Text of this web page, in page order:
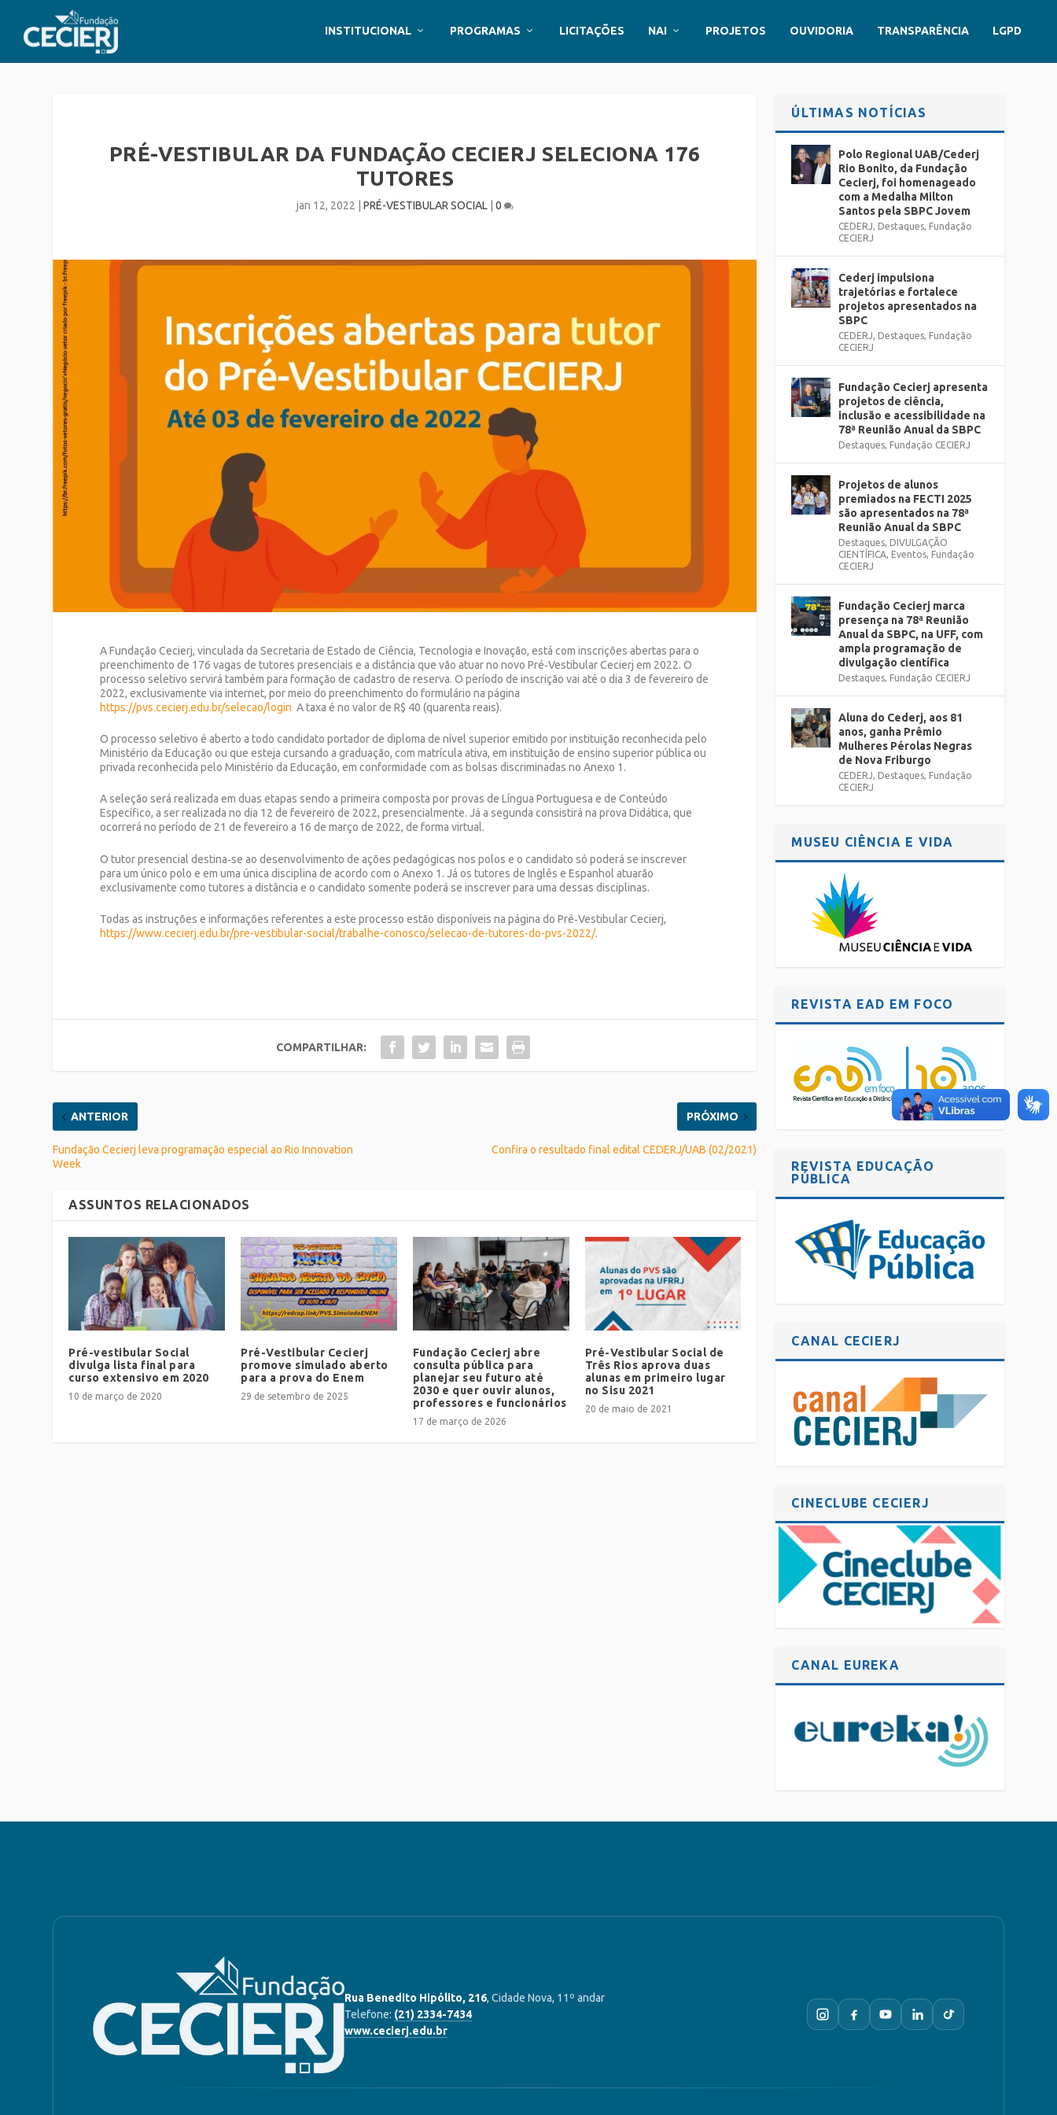
INSTITUCIONAL PROGRAMAS LICITAÇÕES NAI PROJETOS OUVIDORIA TRANSPARÊNCIA LGPD
PRÉ-VESTIBULAR DA FUNDAÇÃO CECIERJ SELECIONA 176
TUTORES
jan 12, 2022 PRÉ-VESTIBULAR SOCIAL| 0
A Fundação Cecierj, vinculada da Secretaria de Estado de Ciência, Tecnologia e Inovação, está com inscrições abertas para o
preenchimento de 176 vagas de tutores presenciais e a distância que vão atuar no novo Pré‐Vestibular Cecierj em 2022. O
processo seletivo servirá também para formação de cadastro de reserva. O período de inscrição vai até o dia 3 de fevereiro de
2022, exclusivamente via internet, por meio do preenchimento do formulário na página
https://pvs.cecierj.edu.br/selecao/login A taxa é no valor de R$ 40 (quarenta reais).
O processo seletivo é aberto a todo candidato portador de diploma de nível superior emitido por instituição reconhecida pelo
Ministério da Educação ou que esteja cursando a graduação, com matrícula ativa, em instituição de ensino superior pública ou
privada reconhecida pelo Ministério da Educação, em conformidade com as bolsas discriminadas no Anexo 1.
A seleção será realizada em duas etapas sendo a primeira composta por provas de Língua Portuguesa e de Conteúdo
Específico, a ser realizada no dia 12 de fevereiro de 2022, presencialmente. Já a segunda consistirá na prova Didática, que
ocorrerá no período de 21 de fevereiro a 16 de março de 2022, de forma virtual.
O tutor presencial destina‐se ao desenvolvimento de ações pedagógicas nos polos e o candidato só poderá se inscrever
para um único polo e em uma única disciplina de acordo com o Anexo 1. Já os tutores de Inglês e Espanhol atuarão
exclusivamente como tutores a distância e o candidato somente poderá se inscrever para uma dessas disciplinas.
Todas as instruções e informações referentes a este processo estão disponíveis na página do Pré‐Vestibular Cecierj,
https://www.cecierj.edu.br/pre-vestibular-social/trabalhe-conosco/selecao-de-tutores-do-pvs-2022/.
COMPARTILHAR:
ANTERIOR
Fundação Cecierj leva programação especial ao Rio Innovation
Week
PRÓXIMO
Confira o resultado final edital CEDERJ/UAB (02/2021)
ASSUNTOS RELACIONADOS
Pré-vestibular Social
divulga lista final para
curso extensivo em 2020
10 de março de 2020
Pré-Vestibular Cecierj
promove simulado aberto
para a prova do Enem
29 de setembro de 2025
Fundação Cecierj abre
consulta pública para
planejar seu futuro até
2030 e quer ouvir alunos,
professores e funcionários
17 de março de 2026
Pré-Vestibular Social de
Três Rios aprova duas
alunas em primeiro lugar
no Sisu 2021
20 de maio de 2021
ÚLTIMAS NOTÍCIAS
Polo Regional UAB/Cederj
Rio Bonito, da Fundação
Cecierj, foi homenageado
com a Medalha Milton
Santos pela SBPC Jovem
CEDERJ, Destaques, Fundação
CECIERJ
Cederj impulsiona
trajetórias e fortalece
projetos apresentados na
SBPC
CEDERJ, Destaques, Fundação
CECIERJ
Fundação Cecierj apresenta
projetos de ciência,
inclusão e acessibilidade na
78ª Reunião Anual da SBPC
Destaques, Fundação CECIERJ
Projetos de alunos
premiados na FECTI 2025
são apresentados na 78ª
Reunião Anual da SBPC
Destaques, DIVULGAÇÃO
CIENTÍFICA, Eventos, Fundação
CECIERJ
Fundação Cecierj marca
presença na 78ª Reunião
Anual da SBPC, na UFF, com
ampla programação de
divulgação científica
Destaques, Fundação CECIERJ
Aluna do Cederj, aos 81
anos, ganha Prêmio
Mulheres Pérolas Negras
de Nova Friburgo
CEDERJ, Destaques, Fundação
CECIERJ
MUSEU CIÊNCIA E VIDA
REVISTA EAD EM FOCO
REVISTA EDUCAÇÃO
PÚBLICA
CANAL CECIERJ
CINECLUBE CECIERJ
CANAL EUREKA
Rua Benedito Hipólito, 216, Cidade Nova, 11º andar
Telefone: (21) 2334-7434
www.cecierj.edu.br